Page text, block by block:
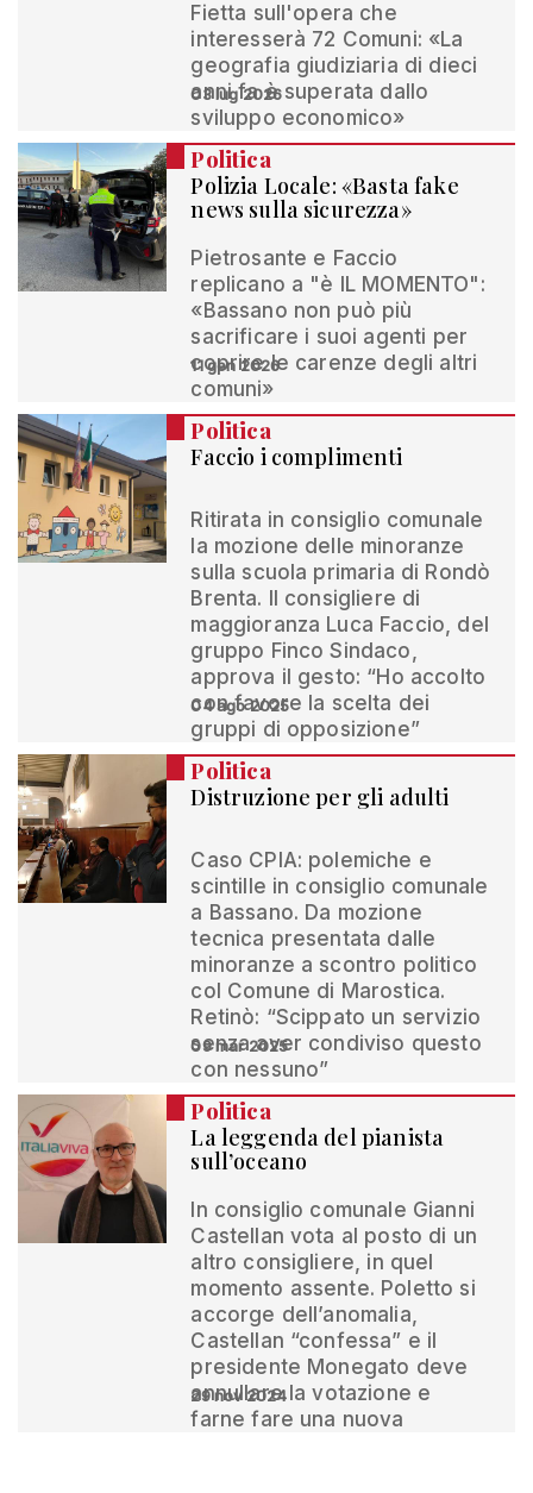
Fietta sull'opera che
interesserà 72 Comuni: «La
geografia giudiziaria di dieci
anni fa è superata dallo
sviluppo economico»
03 lug 2026
Politica
Polizia Locale: «Basta fake
news sulla sicurezza»
Pietrosante e Faccio
replicano a "è IL MOMENTO":
«Bassano non può più
sacrificare i suoi agenti per
coprire le carenze degli altri
comuni»
11 gen 2026
Politica
Faccio i complimenti
Ritirata in consiglio comunale
la mozione delle minoranze
sulla scuola primaria di Rondò
Brenta. Il consigliere di
maggioranza Luca Faccio, del
gruppo Finco Sindaco,
approva il gesto: “Ho accolto
con favore la scelta dei
gruppi di opposizione”
04 ago 2025
Politica
Distruzione per gli adulti
Caso CPIA: polemiche e
scintille in consiglio comunale
a Bassano. Da mozione
tecnica presentata dalle
minoranze a scontro politico
col Comune di Marostica.
Retinò: “Scippato un servizio
senza aver condiviso questo
con nessuno”
09 mar 2025
Politica
La leggenda del pianista
sull’oceano
In consiglio comunale Gianni
Castellan vota al posto di un
altro consigliere, in quel
momento assente. Poletto si
accorge dell’anomalia,
Castellan “confessa” e il
presidente Monegato deve
annullare la votazione e
farne fare una nuova
29 nov 2024